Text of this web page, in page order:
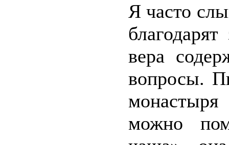
Я часто
вера
вопросы.
можно